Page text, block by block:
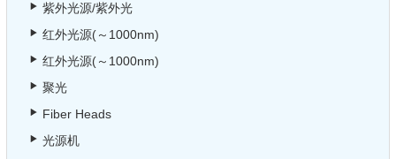
紫外光源/紫外光
红外光源(～1000nm)
红外光源(～1000nm)
聚光
Fiber Heads
光源机